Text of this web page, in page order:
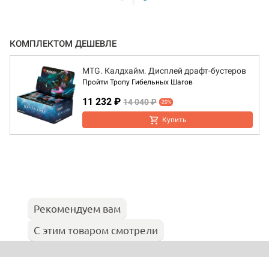
КОМПЛЕКТОМ ДЕШЕВЛЕ
MTG. Калдхайм. Дисплей драфт-бустеров
Пройти Тропу Гибельных Шагов
11 232 ₽ 14 040 ₽ -20%
Купить
Рекомендуем вам
С этим товаром смотрели